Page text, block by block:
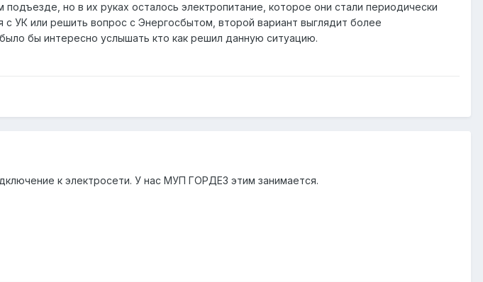
но в их руках осталось электропитание, которое они стали периодически
с УК или решить вопрос с Энергосбытом, второй вариант выглядит более
бы интересно услышать кто как решил данную ситуацию.
к электросети. У нас МУП ГОРДЕЗ этим занимается.